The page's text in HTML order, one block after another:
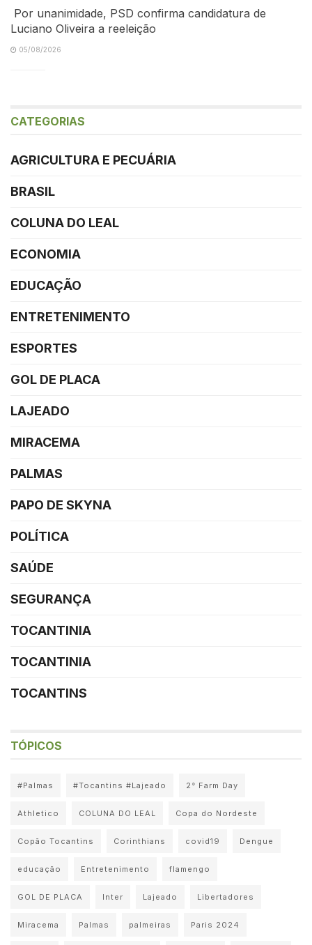
Por unanimidade, PSD confirma candidatura de
Luciano Oliveira a reeleição
05/08/2026
CATEGORIAS
AGRICULTURA E PECUÁRIA
BRASIL
COLUNA DO LEAL
ECONOMIA
EDUCAÇÃO
ENTRETENIMENTO
ESPORTES
GOL DE PLACA
LAJEADO
MIRACEMA
PALMAS
PAPO DE SKYNA
POLÍTICA
SAÚDE
SEGURANÇA
TOCANTINIA
TOCANTINIA
TOCANTINS
TÓPICOS
#Palmas #Tocantins #Lajeado 2° Farm Day
Athletico COLUNA DO LEAL Copa do Nordeste
Copão Tocantins Corinthians covid19 Dengue
educação Entretenimento flamengo
GOL DE PLACA Inter Lajeado Libertadores
Miracema Palmas palmeiras Paris 2024